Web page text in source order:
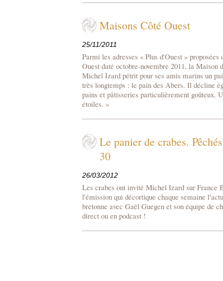
Maisons Côté Ouest
25/11/2011
Parmi les adresses « Plus d'Ouest » proposées
Ouest daté octobre-novembre 2011, la Maison
Michel Izard pétrit pour ses amis marins un
très longtemps : le pain des Abers. Il décline
pains et pâtisseries particulièrement goûteux.
étoiles. »
Le panier de crabes.
30
26/03/2012
Les crabes ont invité Michel Izard sur France
l'émission qui décortique chaque semaine
bretonne avec Gaël Guegen et son équipe de
direct ou en podcast !